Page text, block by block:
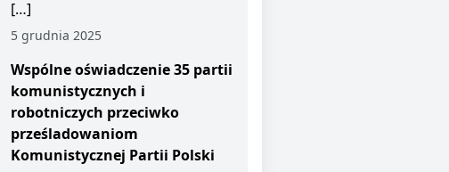
[…]
5 grudnia 2025
Wspólne oświadczenie 35 partii
komunistycznych i
robotniczych przeciwko
prześladowaniom
Komunistycznej Partii Polski